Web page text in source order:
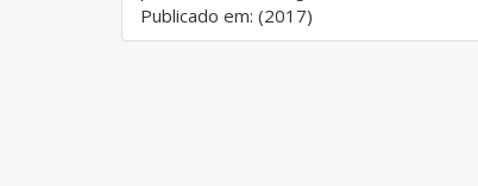
Publicado em: (2017)